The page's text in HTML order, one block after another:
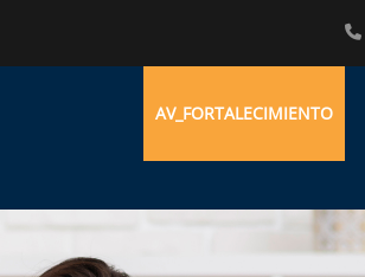
AV_FORTALECIMIENTO